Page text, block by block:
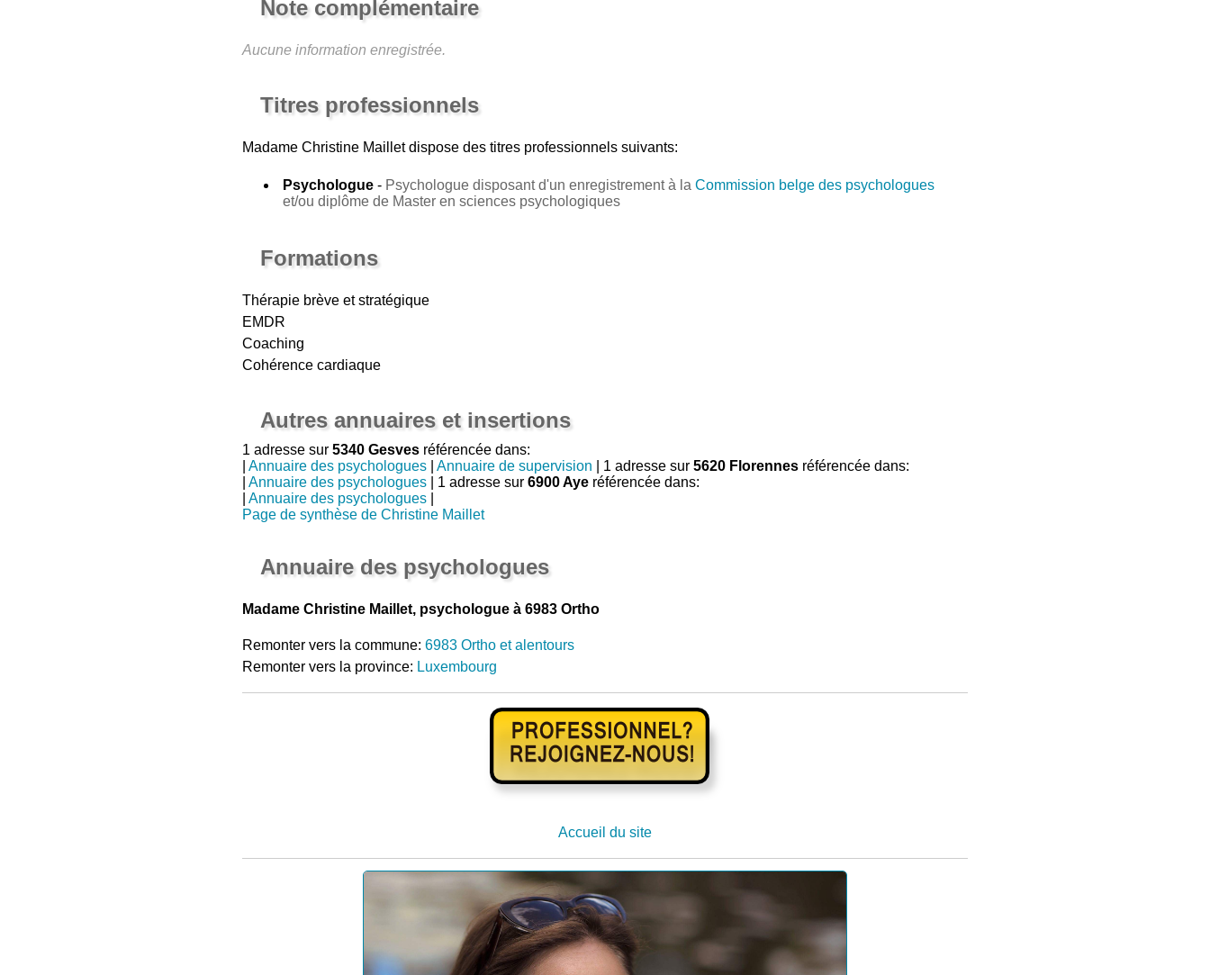
Note complémentaire
Aucune information enregistrée.
Titres professionnels
Madame Christine Mailletdispose des titres professionnels suivants:
Psychologue- Psychologue disposant d'un enregistrement à la Commission belge des psychologues
et/ou diplôme de Master en sciences psychologiques
Formations
Thérapie brève et stratégique
EMDR
Coaching
Cohérence cardiaque
Autres annuaires et insertions
1 adresse sur 5340 Gesvesréférencée dans:
Annuaire des psychologues| Annuaire de supervision | 1 adresse sur 5620 Florennesréférencée dans:
Annuaire des psychologues| 1 adresse sur 6900 Ayeréférencée dans:
Annuaire des psychologues|
Page de synthèse de Christine Maillet
Annuaire des psychologues
Madame Christine Maillet, psychologue à 6983 Ortho
Remonter vers la commune: 6983 Ortho et alentours
Remonter vers la province: Luxembourg
Accueil du site